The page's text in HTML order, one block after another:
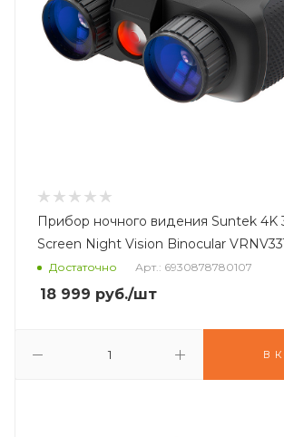
Прибор ночного видения Suntek 4K
Screen Night Vision Binocular
Достаточно Арт.: 6930878780107
18 999 руб./шт
В